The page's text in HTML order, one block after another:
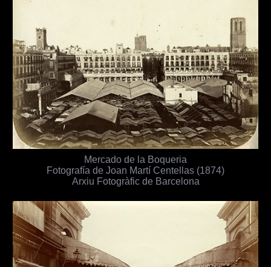
Mercado de la Boqueria
Fotografía de Joan Martí Centellas (1874)
Arxiu Fotogràfic de Barcelona